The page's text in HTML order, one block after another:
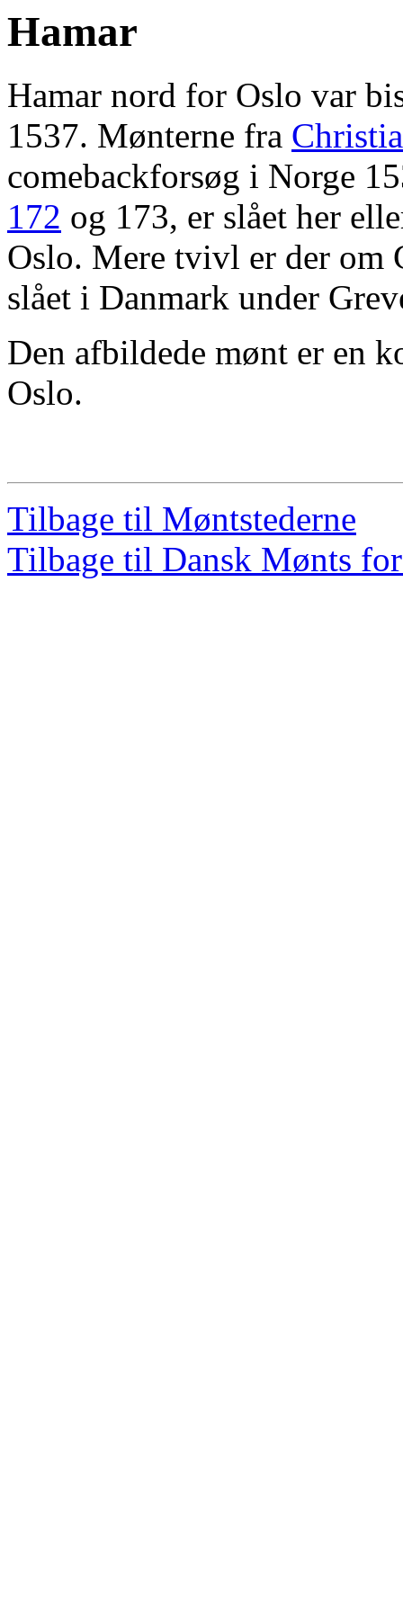
Hamar
Hamar nord for Oslo var
1537. Mønterne fra
comebackforsøg i Norge
172 og 173, er slået her
Oslo. Mere tvivl er der om
slået i Danmark under
Den afbildede mønt er en
Oslo.
Tilbage til Møntstederne
Tilbage til Dansk Mønts